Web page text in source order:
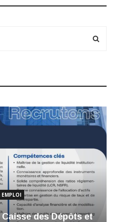
EMPLOI
des Dépôts et